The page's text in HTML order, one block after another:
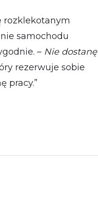
rozklekotanym
samochodu
– Nie dostanę
rezerwuje sobie
pracy.”